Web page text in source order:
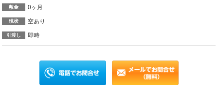
敷金 0ヶ月
現状 空あり
引渡し 即時